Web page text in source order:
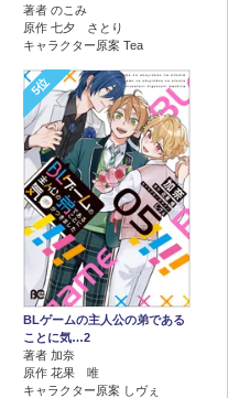
著者 のこみ
原作 七夕 さとり
キャラクター原案 Tea
5位
BLゲームの主人公の弟である
ことに気…2
著者 加奈
原作 花果 唯
キャラクター原案 しヴぇ